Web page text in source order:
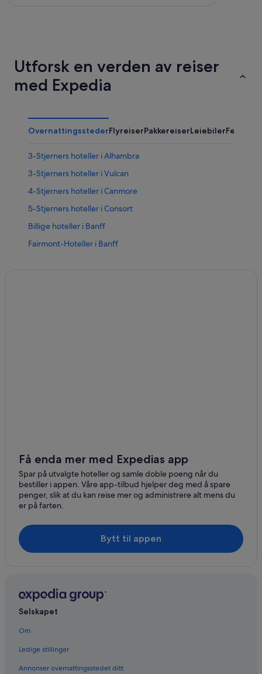
Utforsk en verden av reiser
med Expedia
OvernattingsstederFlyreiserPakkereiserLeiebiler
3-Stjerners hoteller i Alhambra
3-Stjerners hoteller i Vulcan
4-Stjerners hoteller i Canmore
5-Stjerners hoteller i Consort
Billige hoteller i Banff
Fairmont-Hoteller i Banff
Resorter og hoteller med spa i Lac la Biche
Wyndham Hotels i Medicine Hat
Hoteller i Nisku
Få enda mer med Expedias app
Spar på utvalgte hoteller og samle doble poeng når du
bestiller i appen. Våre app-tilbud hjelper deg med å spare
penger, slik at du kan reise mer og administrere alt mens du
er på farten.
Bytt til appen
Selskapet
Om
Ledige stillinger
Annonser overnattingsstedet ditt